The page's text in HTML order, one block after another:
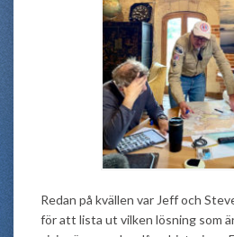
Redan på kvällen var Jeff och
för att lista ut vilken lösning som